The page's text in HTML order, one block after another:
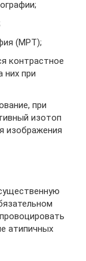
(МРТ);
контрастное
при
при
изотоп
изображения
атипичных